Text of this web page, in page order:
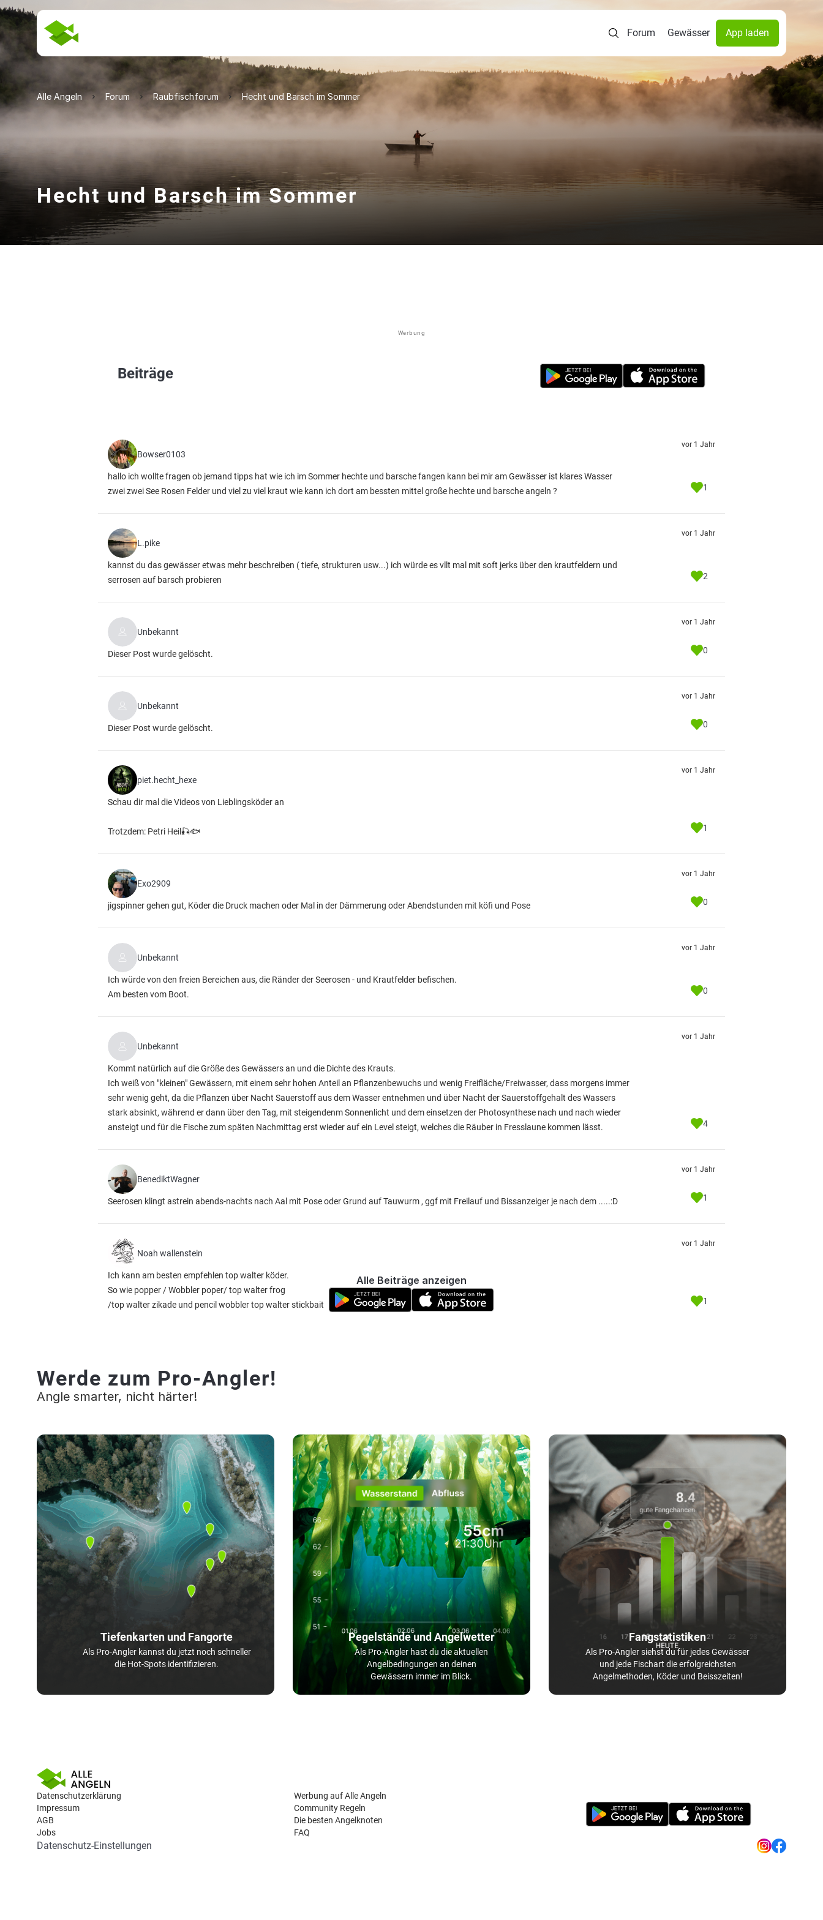
Forum Gewässer App laden
Alle Angeln Forum Raubfischforum Hecht und Barsch im Sommer
Hecht und Barsch im Sommer
Werbung
Beiträge
Bowser0103
hallo ich wollte fragen ob jemand tipps hat wie ich im Sommer hechte und barsche fangen kann bei mir am Gewässer ist klares Wasser
zwei zwei See Rosen Felder und viel zu viel kraut wie kann ich dort am bessten mittel große hechte und barsche angeln ?
vor 1 Jahr
1
L.pike
kannst du das gewässer etwas mehr beschreiben ( tiefe, strukturen usw...) ich würde es vllt mal mit soft jerks über den krautfeldern und
serrosen auf barsch probieren
vor 1 Jahr
2
Unbekannt
Dieser Post wurde gelöscht.
vor 1 Jahr
0
Unbekannt
Dieser Post wurde gelöscht.
vor 1 Jahr
0
piet.hecht_hexe
Schau dir mal die Videos von Lieblingsköder an
Trotzdem: Petri Heil🎣🐟
vor 1 Jahr
1
Exo2909
jigspinner gehen gut, Köder die Druck machen oder Mal in der Dämmerung oder Abendstunden mit köfi und Pose
vor 1 Jahr
0
Unbekannt
Ich würde von den freien Bereichen aus, die Ränder der Seerosen - und Krautfelder befischen.
Am besten vom Boot.
vor 1 Jahr
0
Unbekannt
Kommt natürlich auf die Größe des Gewässers an und die Dichte des Krauts.
Ich weiß von "kleinen" Gewässern, mit einem sehr hohen Anteil an Pflanzenbewuchs und wenig Freifläche/Freiwasser, dass morgens immer
sehr wenig geht, da die Pflanzen über Nacht Sauerstoff aus dem Wasser entnehmen und über Nacht der Sauerstoffgehalt des Wassers
stark absinkt, während er dann über den Tag, mit steigendenm Sonnenlicht und dem einsetzen der Photosynthese nach und nach wieder
ansteigt und für die Fische zum späten Nachmittag erst wieder auf ein Level steigt, welches die Räuber in Fresslaune kommen lässt.
vor 1 Jahr
4
BenediktWagner
Seerosen klingt astrein abends-nachts nach Aal mit Pose oder Grund auf Tauwurm , ggf mit Freilauf und Bissanzeiger je nach dem .....:D
vor 1 Jahr
1
Noah wallenstein
Ich kann am besten empfehlen top walter köder.
So wie popper / Wobbler poper/ top walter frog
/top walter zikade und pencil wobbler top walter stickbait
vor 1 Jahr
1
Alle Beiträge anzeigen
Werde zum Pro-Angler!
Angle smarter, nicht härter!
Tiefenkarten und Fangorte
Als Pro-Angler kannst du jetzt noch schneller
die Hot-Spots identifizieren.
Pegelstände und Angelwetter
Als Pro-Angler hast du die aktuellen
Angelbedingungen an deinen
Gewässern immer im Blick.
Fangstatistiken
Als Pro-Angler siehst du für jedes Gewässer
und jede Fischart die erfolgreichsten
Angelmethoden, Köder und Beisszeiten!
Datenschutzerklärung
Impressum
AGB
Jobs
Werbung auf Alle Angeln
Community Regeln
Die besten Angelknoten
FAQ
Datenschutz-Einstellungen